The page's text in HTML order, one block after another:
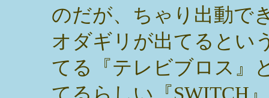
のだが、ちゃり出動で
オダギリが出てるとい
てる『テレビブロス』